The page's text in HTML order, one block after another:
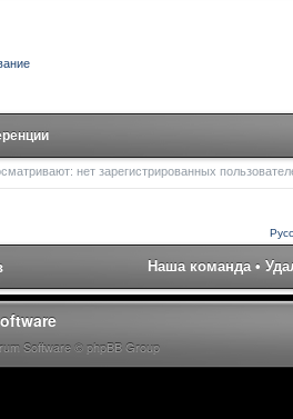
нет зарегистрированных
Наша команда •
Software © phpBB Group